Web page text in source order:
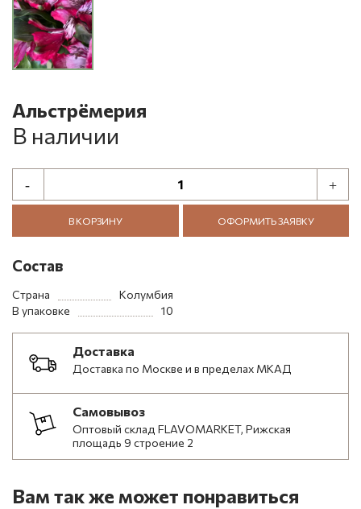
Альстрёмерия
В наличии
В КОРЗИНУ ОФОРМИТЬ ЗАЯВКУ
Состав
Страна
Колумбия
В упаковке
10
Доставка
Доставка по Москве и в пределах МКАД
Самовывоз
Оптовый склад FLAVOMARKET, Рижская
площадь 9 строение 2
Вам так же может понравиться